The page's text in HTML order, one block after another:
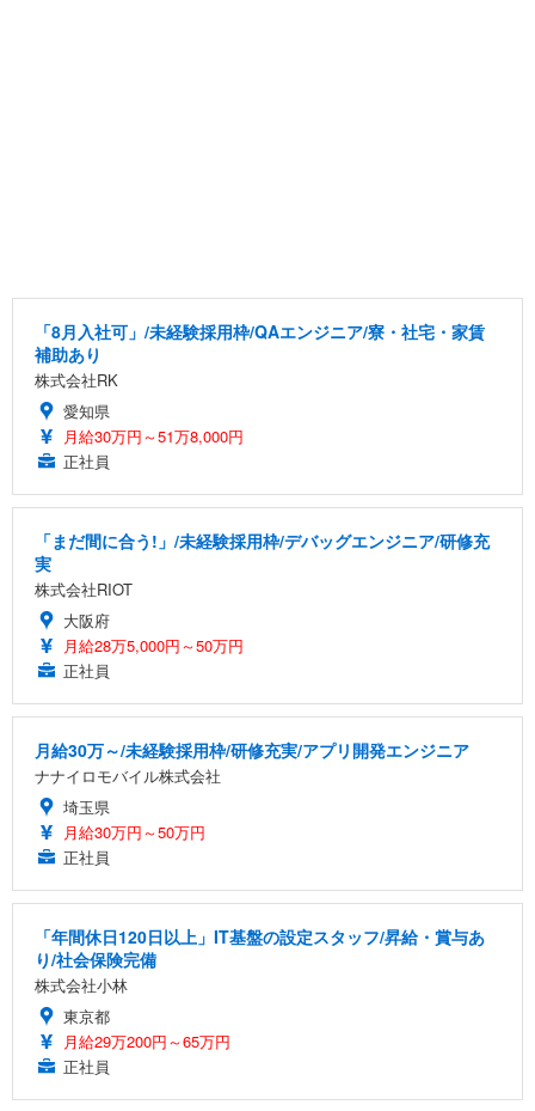
「8月入社可」/未経験採用枠/QAエンジニア/寮・社宅・家賃
補助あり
株式会社RK
愛知県
月給30万円～51万8,000円
正社員
「まだ間に合う!」/未経験採用枠/デバッグエンジニア/研修充
実
株式会社RIOT
大阪府
月給28万5,000円～50万円
正社員
月給30万～/未経験採用枠/研修充実/アプリ開発エンジニア
ナナイロモバイル株式会社
埼玉県
月給30万円～50万円
正社員
「年間休日120日以上」IT基盤の設定スタッフ/昇給・賞与あ
り/社会保険完備
株式会社小林
東京都
月給29万200円～65万円
正社員